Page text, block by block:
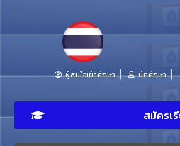
ผู้สนใจเข้าศึกษา นักศึกษา
สมัครเ